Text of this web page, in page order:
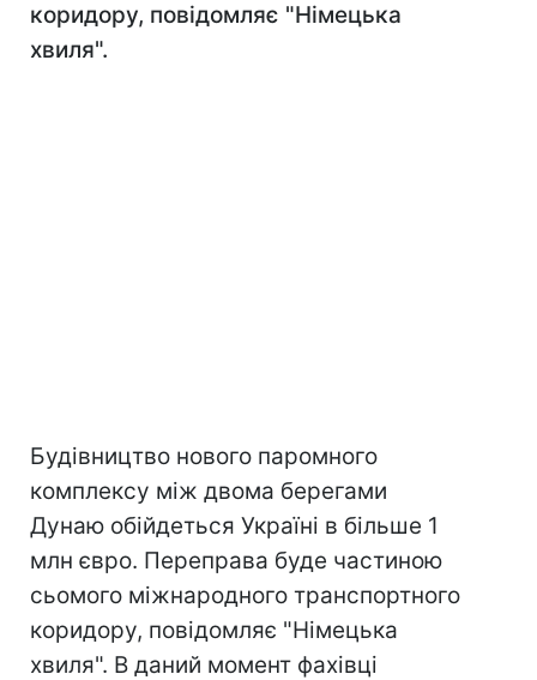
коридору, повідомляє "Німецька
хвиля".
Будівництво нового паромного
комплексу між двома берегами
Дунаю обійдеться Україні в більше 1
млн євро. Переправа буде частиною
сьомого міжнародного транспортного
коридору, повідомляє "Німецька
хвиля". В даний момент фахівці